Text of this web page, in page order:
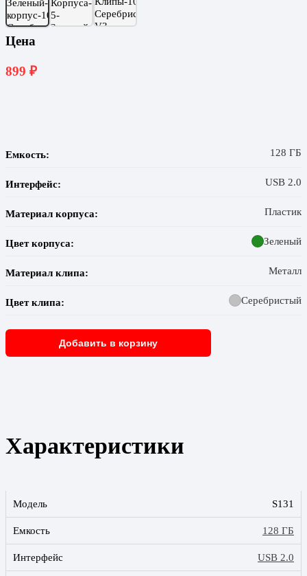
Цена
899 ₽
Емкость: 128 ГБ
Интерфейс: USB 2.0
Материал корпуса: Пластик
Цвет корпуса: Зеленый
Материал клипа: Металл
Цвет клипа: Серебристый
Добавить в корзину
Характеристики
Модель S131
Емкость 128 ГБ
Интерфейс USB 2.0